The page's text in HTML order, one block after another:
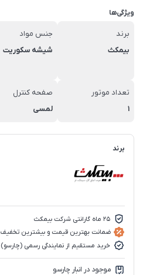
ویژگی‌ها
برند
بیمکث
جنس مواد
شیشه سکوریت
تعداد موتور
1
صفحه کنترل
لمسی
برند
25 ماه گارانتی شرکت بیمکث
ضمانت بهترین قیمت و بیشترین تخفیف
خرید مستقیم از نمایندگی رسمی (چارسو)
موجود در انبار چارسو